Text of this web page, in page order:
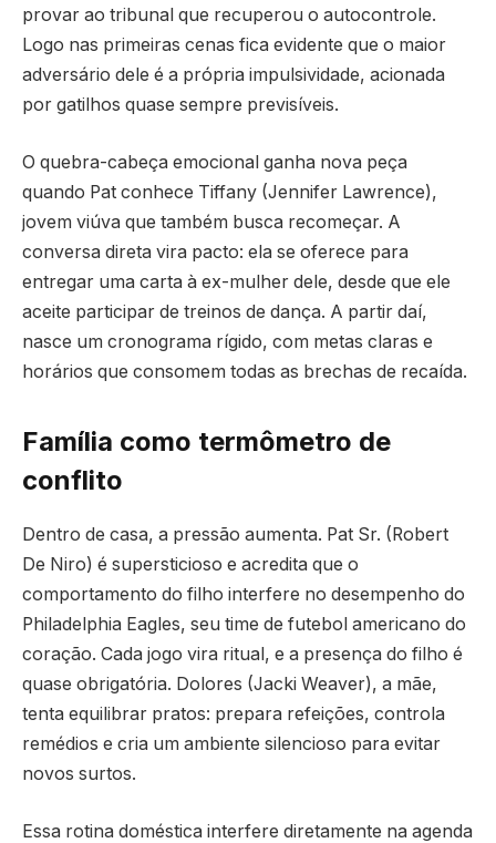
provar ao tribunal que recuperou o autocontrole.
Logo nas primeiras cenas fica evidente que o maior
adversário dele é a própria impulsividade, acionada
por gatilhos quase sempre previsíveis.
O quebra-cabeça emocional ganha nova peça
quando Pat conhece Tiffany (Jennifer Lawrence),
jovem viúva que também busca recomeçar. A
conversa direta vira pacto: ela se oferece para
entregar uma carta à ex-mulher dele, desde que ele
aceite participar de treinos de dança. A partir daí,
nasce um cronograma rígido, com metas claras e
horários que consomem todas as brechas de recaída.
Família como termômetro de
conflito
Dentro de casa, a pressão aumenta. Pat Sr. (Robert
De Niro) é supersticioso e acredita que o
comportamento do filho interfere no desempenho do
Philadelphia Eagles, seu time de futebol americano do
coração. Cada jogo vira ritual, e a presença do filho é
quase obrigatória. Dolores (Jacki Weaver), a mãe,
tenta equilibrar pratos: prepara refeições, controla
remédios e cria um ambiente silencioso para evitar
novos surtos.
Essa rotina doméstica interfere diretamente na agenda